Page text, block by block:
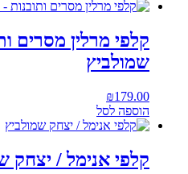
קלפי מרלין מסרים
שמולביץ
₪179.00
הוספה לסל
קלפי אנימל / יצחק